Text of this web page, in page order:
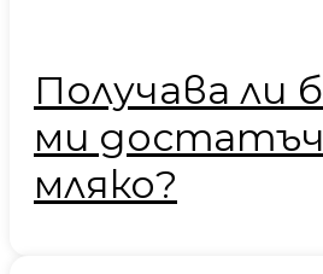
Получава ли
ми
мляко?